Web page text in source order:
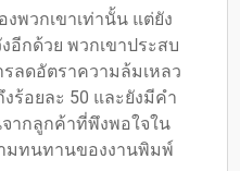
พวกเขาเท่านั้น แต่ยัง
อีกด้วย พวกเขาประสบ
รลดอัตราความล้มเหลว
ร้อยละ 50 และยังมีคำ
ากลูกค้าที่พึงพอใจใน
ทนทานของงานพิมพ์